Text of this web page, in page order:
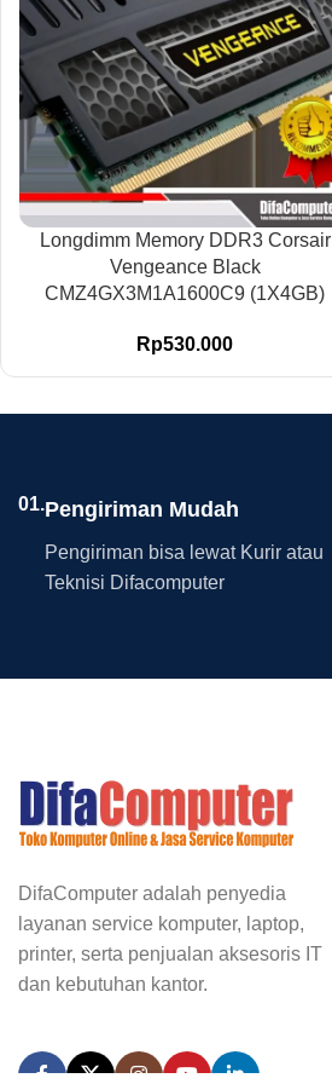
Longdimm Memory DDR3 Corsair
Vengeance Black
CMZ4GX3M1A1600C9 (1X4GB)
Rp530.000
01.Pengiriman Mudah
Pengiriman bisa lewat Kurir atau
Teknisi Difacomputer
DifaComputer adalah penyedia
layanan service komputer, laptop,
printer, serta penjualan aksesoris IT
dan kebutuhan kantor.